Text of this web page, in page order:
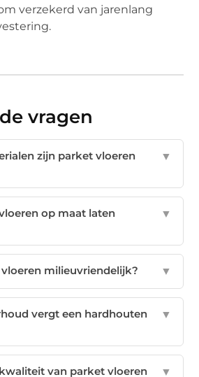
verzekerd van jarenlang
vragen
zijn parket vloeren
▼
op maat laten
▼
milieuvriendelijk? ▼
vergt een hardhouten
▼
van parket vloeren ▼